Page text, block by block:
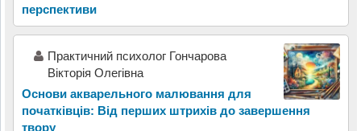
перспективи
Практичний психолог Гончарова
Вікторія Олегівна
Основи акварельного малювання для
початківців: Від перших штрихів до завершення
твору